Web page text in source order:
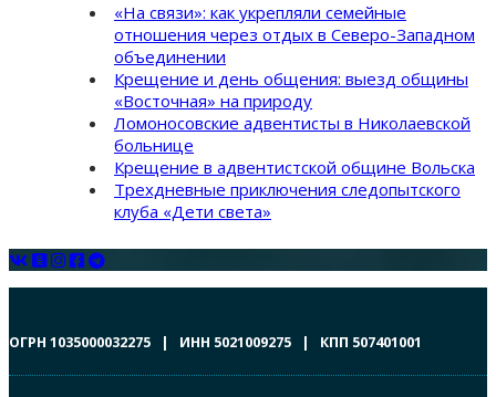
«На связи»: как укрепляли семейные
отношения через отдых в Северо-Западном
объединении
Крещение и день общения: выезд общины
«Восточная» на природу
Ломоносовские адвентисты в Николаевской
больнице
Крещение в адвентистской общине Вольска
Трехдневные приключения следопытского
клуба «Дети света»
ОГРН 1035000032275 | ИНН 5021009275 | КПП 507401001